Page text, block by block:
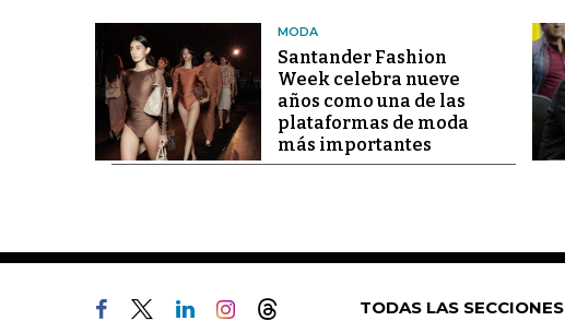
MODA
Santander Fashion
Week celebra nueve
años como una de las
plataformas de moda
más importantes
TODAS LAS SECCIONES